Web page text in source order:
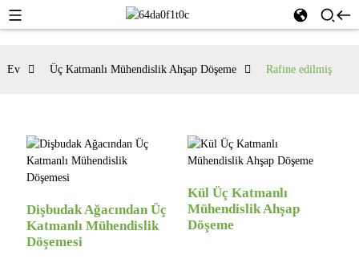
Ev Üç Katmanlı Mühendislik Ahşap Döşeme Rafine edilmiş
Dişbudak Ağacından Üç
Katmanlı Mühendislik
Döşemesi
Kül Üç Katmanlı
Mühendislik Ahşap
Döşeme